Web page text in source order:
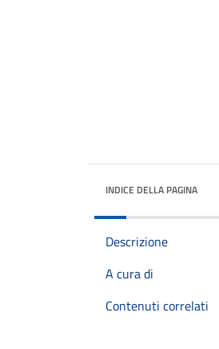
INDICE DELLA PAGINA
Descrizione
A cura di
Contenuti correlati